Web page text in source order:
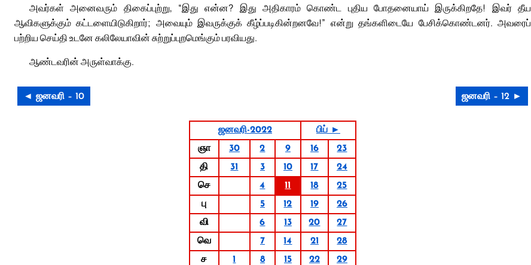
அவர்கள் அனைவரும் திகைப்புற்று, “இது என்ன? இது அதிகாரம் கொண்ட புதிய போதனையாய் இருக்கிறதே! இவர் தீய
ஆவிகளுக்கும் கட்டளையிடுகிறார்; அவையும் இவருக்குக் கீழ்ப்படிகின்றனவே!” என்று தங்களிடையே பேசிக்கொண்டனர். அவரைப்
பற்றிய செய்தி உடனே கலிலேயாவின் சுற்றுப்புறமெங்கும் பரவியது.
ஆண்டவரின் அருள்வாக்கு.
◄ ஜனவரி – 10 ஜனவரி – 12 ►
ஜனவரி-2022
பிப் ►
ஞா
30 2 9 16
23
தி
31 3 10 17
24
செ
4 11 18
25
பு
5 12 19
26
வி
6 13 20
27
வெ
7 14 21
28
ச
1 8 15 22
29